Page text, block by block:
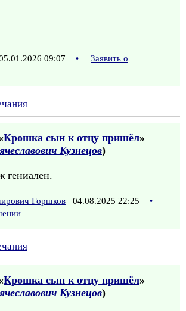
09:07 •
Заявить о
Крошка сын к отцу пришёл»
Кузнецов)
гениален.
Горшков 04.08.2025 22:25
•
Крошка сын к отцу пришёл»
Кузнецов)